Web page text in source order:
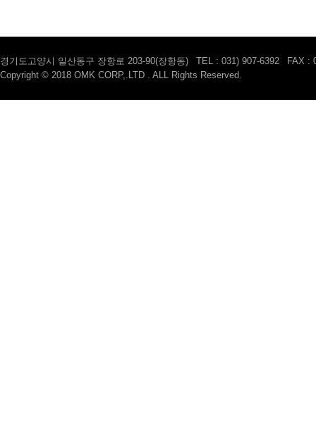
경기도고양시 일산동구 장항로 203-90(장항동) TEL : 031) 907-6392
FAX :
Copyright © 2018 OMK CORP,.LTD . ALL Rights Reserved.